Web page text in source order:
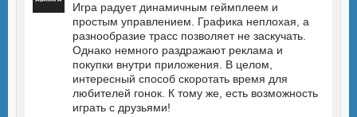
Игра радует динамичным геймплеем и
простым управлением. Графика неплохая, а
разнообразие трасс позволяет не заскучать.
Однако немного раздражают реклама и
покупки внутри приложения. В целом,
интересный способ скоротать время для
любителей гонок. К тому же, есть возможность
играть с друзьями!